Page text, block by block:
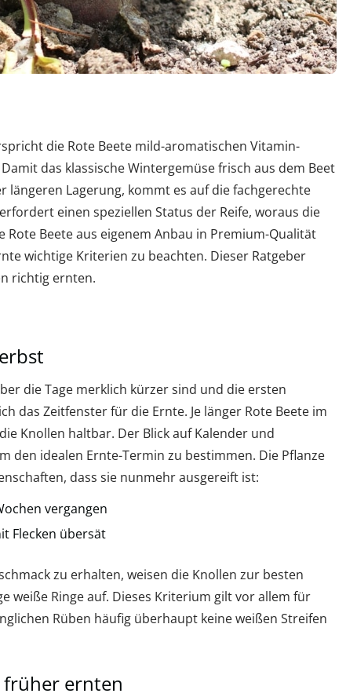
die Rote Beete mild-aromatischen Vitamin-
das klassische Wintergemüse frisch aus dem Beet
längeren Lagerung, kommt es auf die fachgerechte
einen speziellen Status der Reife, woraus die
Beete aus eigenem Anbau in Premium-Qualität
wichtige Kriterien zu beachten. Dieser Ratgeber
richtig ernten.
die Tage merklich kürzer sind und die ersten
das Zeitfenster für die Ernte. Je länger Rote Beete im
Knollen haltbar. Der Blick auf Kalender und
den idealen Ernte-Termin zu bestimmen. Die Pflanze
dass sie nunmehr ausgereift ist:
vergangen
Flecken übersät
zu erhalten, weisen die Knollen zur besten
weiße Ringe auf. Dieses Kriterium gilt vor allem für
Rüben häufig überhaupt keine weißen Streifen
früher ernten